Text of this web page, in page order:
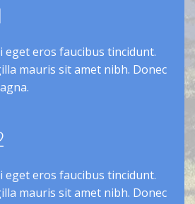
eget eros faucibus tincidunt.
mauris sit amet nibh. Donec
eget eros faucibus tincidunt.
mauris sit amet nibh. Donec